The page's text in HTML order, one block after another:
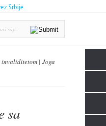
invaliditetom | Joga
sa